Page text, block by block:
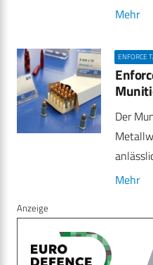
Mehr
ENFORCE
Der
Mehr
Anzeige